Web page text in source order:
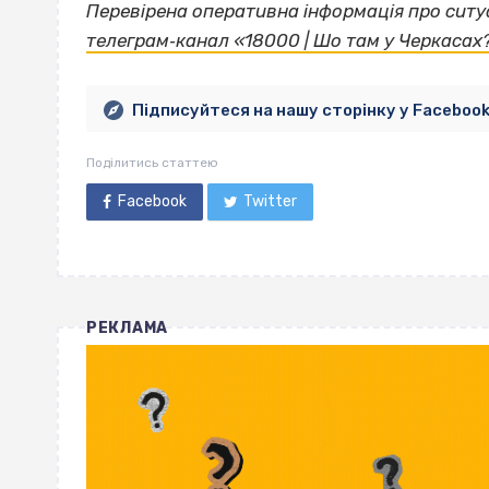
Перевірена оперативна інформація про
телеграм‐канал «18000 | Шо там у
Підписуйтеся на нашу сторінку у Facebook
Поділитись статтею
Facebook Twitter
РЕКЛАМА